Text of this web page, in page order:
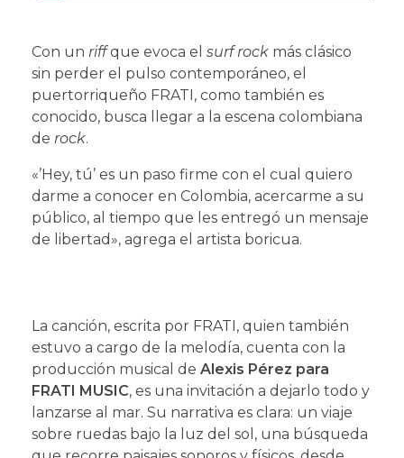
Con un riffque evoca el surf rock más clásico
sin perder el pulso contemporáneo, el
puertorriqueño FRATI, como también es
conocido, busca llegar a la escena colombiana
de rock.
«’Hey, tú’ es un paso firme con el cual quiero
darme a conocer en Colombia, acercarme a su
público, al tiempo que les entregó un mensaje
de libertad», agrega el artista boricua.
La canción, escrita por FRATI, quien también
estuvo a cargo de la melodía, cuenta con la
producción musical de Alexis Pérez para
FRATI MUSIC, es una invitación a dejarlo todo y
lanzarse al mar. Su narrativa es clara: un viaje
sobre ruedas bajo la luz del sol, una búsqueda